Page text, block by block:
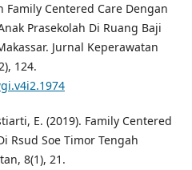
Family Centered Care Dengan
Prasekolah Di Ruang Baji
Jurnal Keperawatan
124.
E. (2019). Family Centered
Rsud Soe Timor Tengah
8(1), 21.